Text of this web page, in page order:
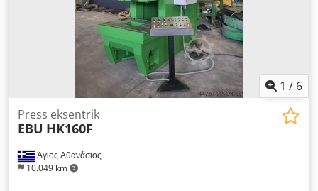
1 / 6
Άγιος Αθανάσιος
10.049 km
Press eksentrik
EBU HK160F